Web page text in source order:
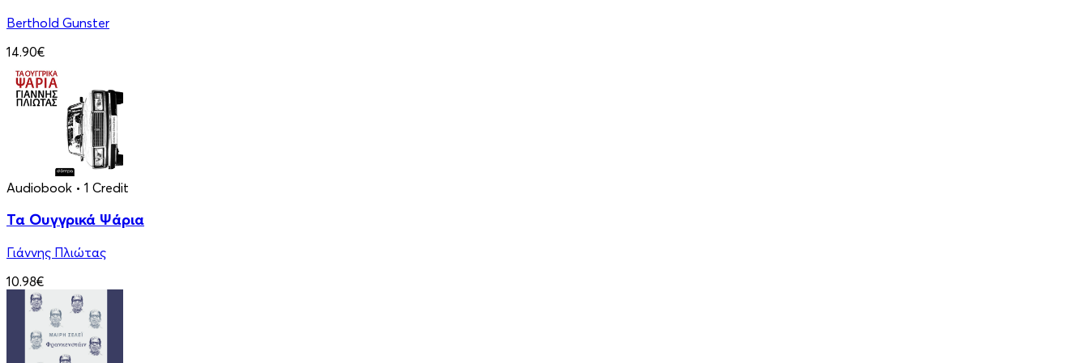
Berthold Gunster
14.90€
Audiobook • 1 Credit
Τα Ουγγρικά Ψάρια
Γιάννης Πλιώτας
10.98€